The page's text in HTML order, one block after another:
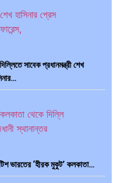
সাবেক প্রধানমন্ত্রী শেখ
ভারতের ‘হীরক মুকুট’ কলকাতা…